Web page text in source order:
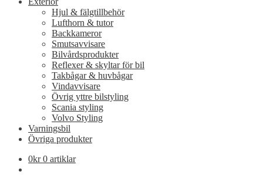
Hjul & fälgtillbehör
Lufthorn & tutor
Backkameror
Smutsavvisare
Bilvårdsprodukter
Reflexer & skyltar för bil
Takbågar & huvbågar
Vindavvisare
Övrig yttre bilstyling
Scania styling
Volvo Styling
Varningsbil
Övriga produkter
0kr 0 artiklar